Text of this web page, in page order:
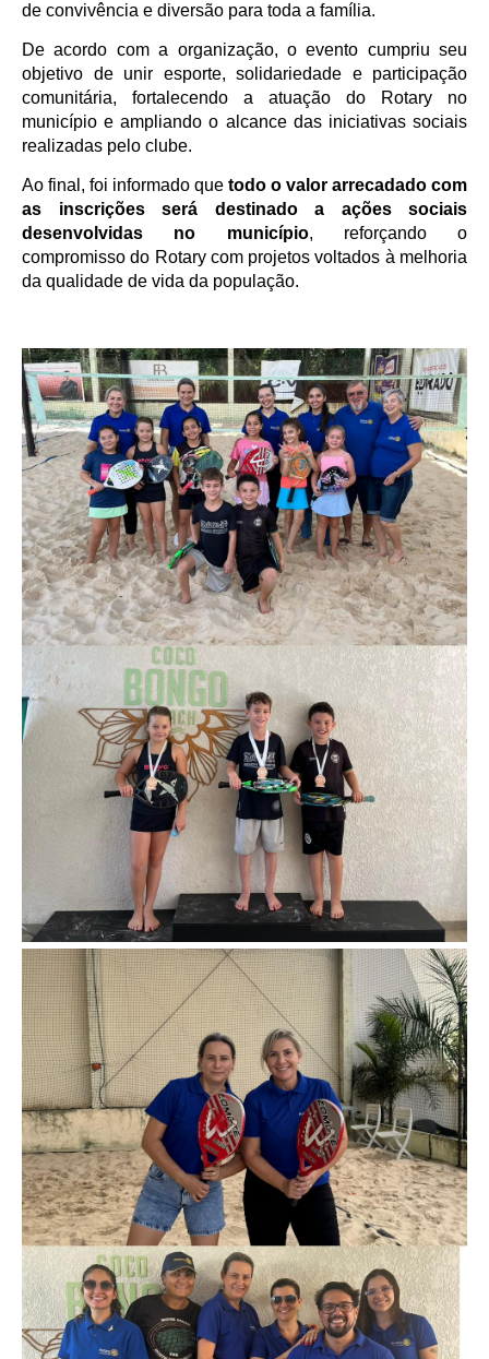
de convivência e diversão para toda a família.
De acordo com a organização, o evento cumpriu seu
objetivo de unir esporte, solidariedade e participação
comunitária, fortalecendo a atuação do Rotary no
município e ampliando o alcance das iniciativas sociais
realizadas pelo clube.
Ao final, foi informado que todo o valor arrecadado com
as inscrições será destinado a ações sociais
desenvolvidas no município, reforçando o
compromisso do Rotary com projetos voltados à melhoria
da qualidade de vida da população.